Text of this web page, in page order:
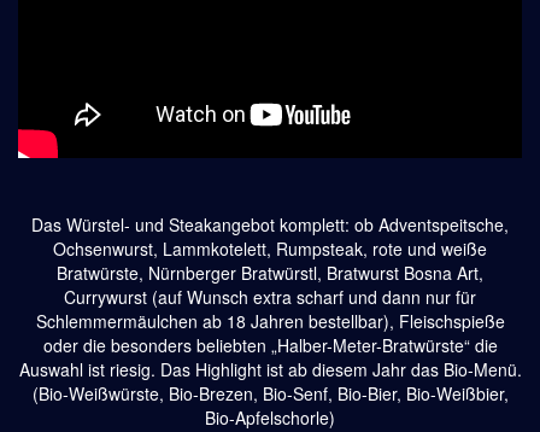
Das Würstel- und Steakangebot komplett: ob Adventspeitsche,
Ochsenwurst, Lammkotelett, Rumpsteak, rote und weiße
Bratwürste, Nürnberger Bratwürstl, Bratwurst Bosna Art,
Currywurst (auf Wunsch extra scharf und dann nur für
Schlemmermäulchen ab 18 Jahren bestellbar), Fleischspieße
oder die besonders beliebten „Halber-Meter-Bratwürste“ die
Auswahl ist riesig. Das Highlight ist ab diesem Jahr das Bio-Menü.
(Bio-Weißwürste, Bio-Brezen, Bio-Senf, Bio-Bier, Bio-Weißbier,
Bio-Apfelschorle)